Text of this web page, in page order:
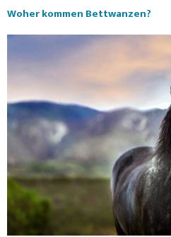
Woher kommen Bettwanzen?